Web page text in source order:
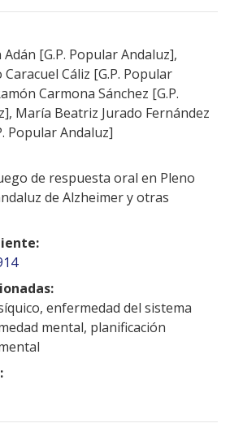
[G.P. Popular Andaluz],
Caracuel Cáliz [G.P. Popular
Carmona Sánchez [G.P.
María Beatriz Jurado Fernández
Popular Andaluz]
de respuesta oral en Pleno
de Alzheimer y otras
enfermedad del sistema
mental, planificación